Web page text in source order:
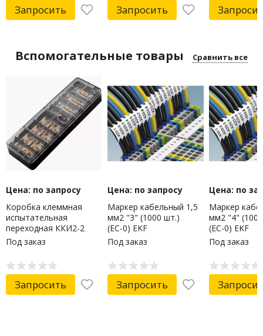
Запросить Запросить
Вспомогательные товары Сравнить все
Цена: по запросу
Коробка клеммная
испытательная
переходная ККИ2-2
(латунь, прозрачная
крышка) EKF
Под заказ
Запросить
Цена: по запросу
Маркер кабельный 1,5
мм2 "3" (1000 шт.)
(ЕС-0) EKF
Под заказ
Запросить
Цена: по
Маркер
мм2 "4"
(ЕС-0) EKF
Под заказ